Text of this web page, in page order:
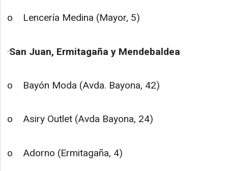
o Lencería Medina (Mayor, 5)
·San Juan, Ermitagaña y Mendebaldea
o Bayón Moda (Avda. Bayona, 42)
o Asiry Outlet (Avda Bayona, 24)
o Adorno (Ermitagaña, 4)